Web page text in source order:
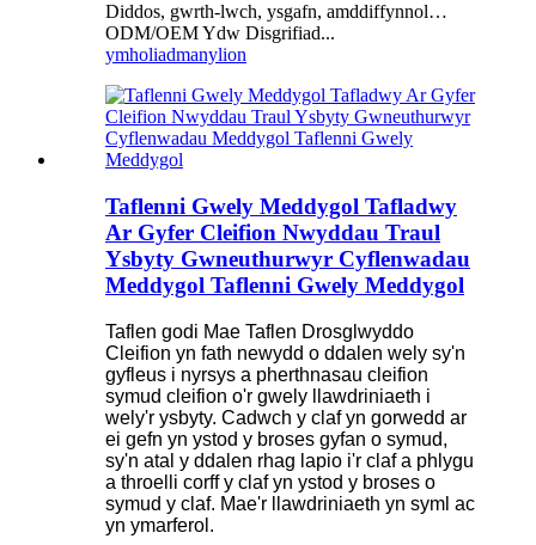
Diddos, gwrth-lwch, ysgafn, amddiffynnol…
ODM/OEM Ydw Disgrifiad...
ymholiadmanylion
Taflenni Gwely Meddygol Tafladwy
Ar Gyfer Cleifion Nwyddau Traul
Ysbyty Gwneuthurwyr Cyflenwadau
Meddygol Taflenni Gwely Meddygol
Taflen godi Mae Taflen Drosglwyddo
Cleifion yn fath newydd o ddalen wely sy'n
gyfleus i nyrsys a pherthnasau cleifion
symud cleifion o'r gwely llawdriniaeth i
wely'r ysbyty. Cadwch y claf yn gorwedd ar
ei gefn yn ystod y broses gyfan o symud,
sy'n atal y ddalen rhag lapio i'r claf a phlygu
a throelli corff y claf yn ystod y broses o
symud y claf. Mae'r llawdriniaeth yn syml ac
yn ymarferol.